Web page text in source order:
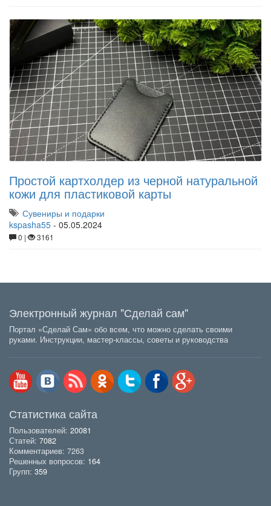
Простой картхолдер из черной натуральной
кожи для пластиковой карты
Сувениры и подарки
kspasha55 - 05.05.2024
0 | 3161
Электронный журнал "Сделай сам"
Портал «Сделай Сам» обо всем, что можно сделать своими
руками. Инструкции, мастер-классы, советы и руководства
Статистика сайта
Пользователей: 20081
Статей: 7082
Комментариев: 7263
Решенных вопросов: 164
Групп: 359